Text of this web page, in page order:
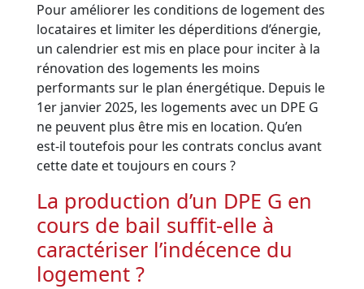
Pour améliorer les conditions de logement des
locataires et limiter les déperditions d’énergie,
un calendrier est mis en place pour inciter à la
rénovation des logements les moins
performants sur le plan énergétique. Depuis le
1er janvier 2025, les logements avec un DPE G
ne peuvent plus être mis en location. Qu’en
est-il toutefois pour les contrats conclus avant
cette date et toujours en cours ?
La production d’un DPE G en
cours de bail suffit-elle à
caractériser l’indécence du
logement ?